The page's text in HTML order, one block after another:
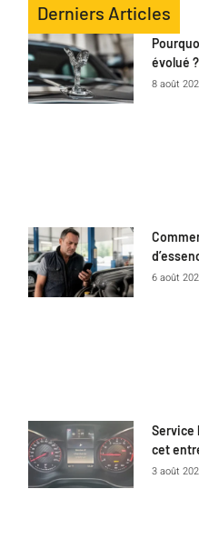
Derniers Articles
évolué
8 août
6 août
Service
cet
3 août